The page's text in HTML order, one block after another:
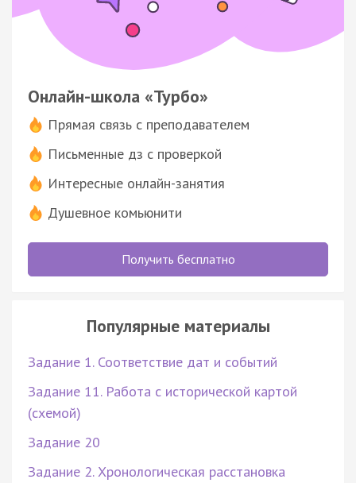
Онлайн-школа «Турбо»
Прямая связь с преподавателем
Письменные дз с проверкой
Интересные онлайн-занятия
Душевное комьюнити
Получить бесплатно
Популярные материалы
Задание 1. Соответствие дат и событий
Задание 11. Работа с исторической картой
(схемой)
Задание 20
Задание 2. Хронологическая расстановка